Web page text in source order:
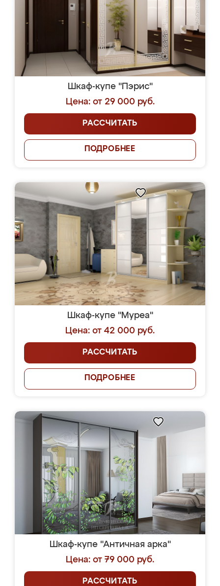
Шкаф-купе "Пэрис"
Цена: от 29 000 руб.
РАССЧИТАТЬ
ПОДРОБНЕЕ
Шкаф-купе "Муреа"
Цена: от 42 000 руб.
РАССЧИТАТЬ
ПОДРОБНЕЕ
Шкаф-купе "Античная арка"
Цена: от 79 000 руб.
РАССЧИТАТЬ